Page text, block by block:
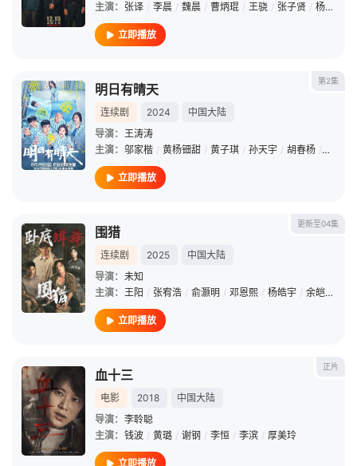
主演： 张译 / 李晨 / 魏晨 / 曹炳琨 / 王骁 / 张子贤 / 杨新鸣
立即播放
第2集
明日有晴天
连续剧 2024
中国大陆
导演： 王涛涛
主演： 邬家楷 / 黄杨钿甜 / 黄子琪 / 孙天宇 / 胡春杨 / 段晓薇
立即播放
更新至04集
围猎
连续剧 2025
中国大陆
导演： 未知
主演： 王阳 / 张宥浩 / 俞灏明 / 邓恩熙 / 杨皓宇 / 余皑磊
立即播放
正片
血十三
电影 2018
中国大陆
导演： 李聆聪
主演： 钱波 / 黄璐 / 谢钢 / 李恒 / 李滨 / 厚美玲
立即播放